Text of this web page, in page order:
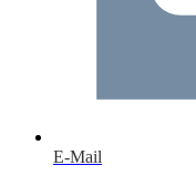
E-Mail